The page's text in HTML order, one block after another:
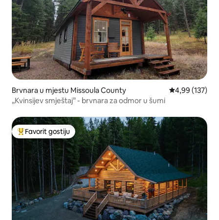
Brvnara u mjestu Missoula County prosječna
4,99 (137)
„Kvinsijev smještaj” - brvnara za odmor u šumi
Glavni favorit gostiju
Favorit gostiju